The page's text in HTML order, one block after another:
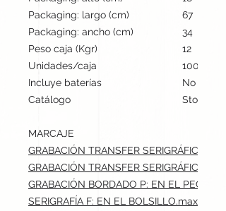
Packaging: largo (cm)
67
Packaging: ancho (cm)
34
Peso caja (Kgr)
12
Unidades/caja
100
Incluye baterías
No
Catálogo
Stock
MARCAJE
GRABACIÓN TRANSFER SERIGRÁFICO:
GRABACIÓN TRANSFER SERIGRÁFICO:
GRABACIÓN BORDADO P: EN EL
SERIGRAFÍA F: EN EL BOLSILLO.max: 14x9